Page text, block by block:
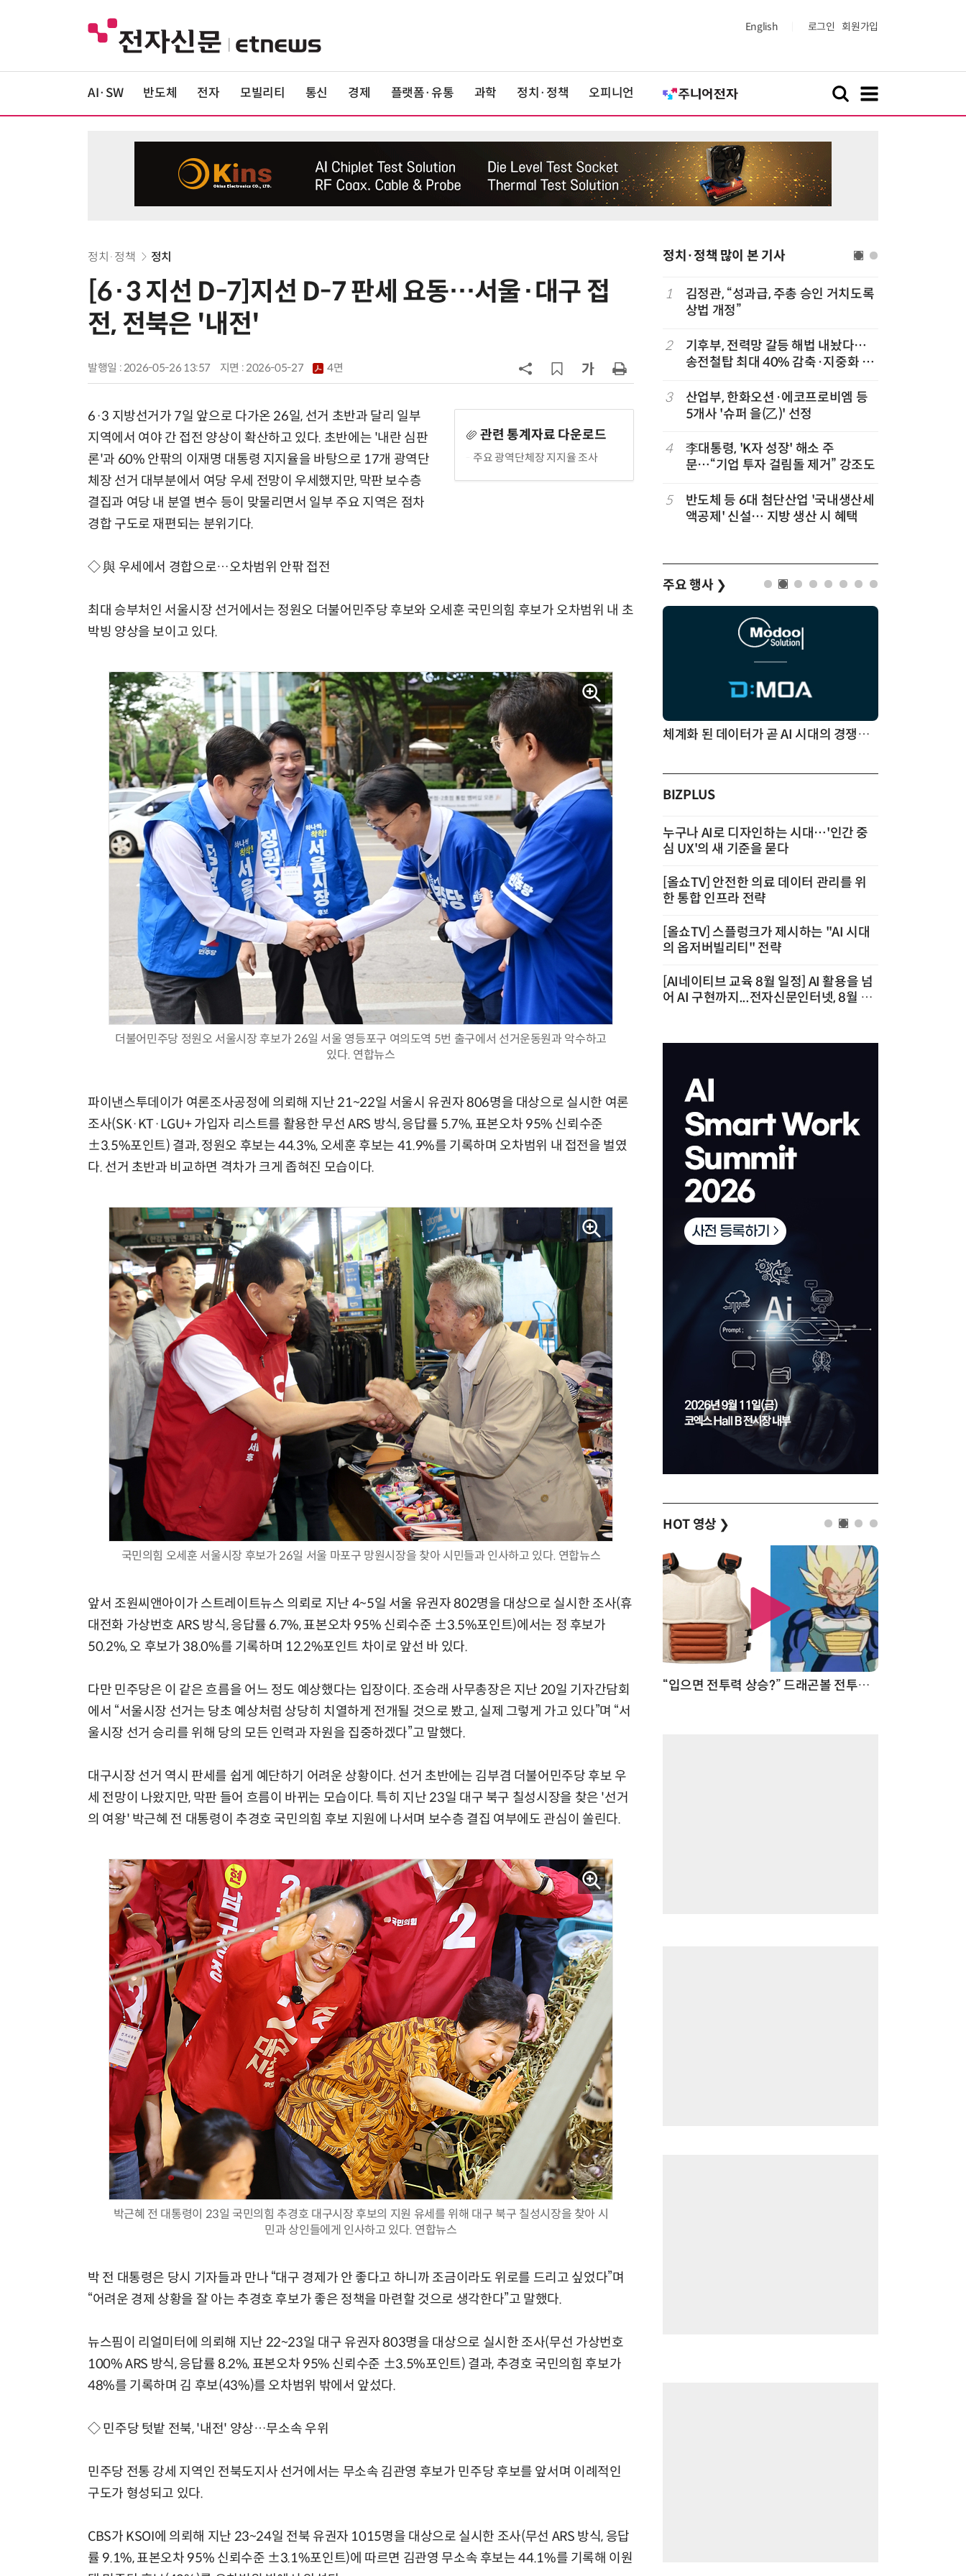
English 로그인 회원가입
AI·SW 반도체 전자 모빌리티 통신 경제 플랫폼·유통 과학 정치·정책 오피니언
정치·정책 정치
[6·3 지선 D-7]지선 D-7 판세 요동…서울·대구 접
전, 전북은 '내전'
발행일 : 2026-05-26 13:57 지면 :2026-05-27 4면
관련 통계자료 다운로드
주요 광역단체장 지지율 조사
6·3 지방선거가 7일 앞으로 다가온 26일, 선거 초반과 달리 일부
지역에서 여야 간 접전 양상이 확산하고 있다. 초반에는 '내란 심판
론'과 60% 안팎의 이재명 대통령 지지율을 바탕으로 17개 광역단
체장 선거 대부분에서 여당 우세 전망이 우세했지만, 막판 보수층
결집과 여당 내 분열 변수 등이 맞물리면서 일부 주요 지역은 점차
경합 구도로 재편되는 분위기다.
◇ 與 우세에서 경합으로…오차범위 안팎 접전
최대 승부처인 서울시장 선거에서는 정원오 더불어민주당 후보와 오세훈 국민의힘 후보가 오차범위 내 초
박빙 양상을 보이고 있다.
더불어민주당 정원오 서울시장 후보가 26일 서울 영등포구 여의도역 5번 출구에서 선거운동원과 악수하고
있다. 연합뉴스
파이낸스투데이가 여론조사공정에 의뢰해 지난 21~22일 서울시 유권자 806명을 대상으로 실시한 여론
조사(SK·KT·LGU+ 가입자 리스트를 활용한 무선 ARS 방식, 응답률 5.7%, 표본오차 95% 신뢰수준
±3.5%포인트) 결과, 정원오 후보는 44.3%, 오세훈 후보는 41.9%를 기록하며 오차범위 내 접전을 벌였
다. 선거 초반과 비교하면 격차가 크게 좁혀진 모습이다.
국민의힘 오세훈 서울시장 후보가 26일 서울 마포구 망원시장을 찾아 시민들과 인사하고 있다. 연합뉴스
앞서 조원씨앤아이가 스트레이트뉴스 의뢰로 지난 4~5일 서울 유권자 802명을 대상으로 실시한 조사(휴
대전화 가상번호 ARS 방식, 응답률 6.7%, 표본오차 95% 신뢰수준 ±3.5%포인트)에서는 정 후보가
50.2%, 오 후보가 38.0%를 기록하며 12.2%포인트 차이로 앞선 바 있다.
다만 민주당은 이 같은 흐름을 어느 정도 예상했다는 입장이다. 조승래 사무총장은 지난 20일 기자간담회
에서 “서울시장 선거는 당초 예상처럼 상당히 치열하게 전개될 것으로 봤고, 실제 그렇게 가고 있다”며 “서
울시장 선거 승리를 위해 당의 모든 인력과 자원을 집중하겠다”고 말했다.
대구시장 선거 역시 판세를 쉽게 예단하기 어려운 상황이다. 선거 초반에는 김부겸 더불어민주당 후보 우
세 전망이 나왔지만, 막판 들어 흐름이 바뀌는 모습이다. 특히 지난 23일 대구 북구 칠성시장을 찾은 '선거
의 여왕' 박근혜 전 대통령이 추경호 국민의힘 후보 지원에 나서며 보수층 결집 여부에도 관심이 쏠린다.
박근혜 전 대통령이 23일 국민의힘 추경호 대구시장 후보의 지원 유세를 위해 대구 북구 칠성시장을 찾아 시
민과 상인들에게 인사하고 있다. 연합뉴스
박 전 대통령은 당시 기자들과 만나 “대구 경제가 안 좋다고 하니까 조금이라도 위로를 드리고 싶었다”며
“어려운 경제 상황을 잘 아는 추경호 후보가 좋은 정책을 마련할 것으로 생각한다”고 말했다.
뉴스핌이 리얼미터에 의뢰해 지난 22~23일 대구 유권자 803명을 대상으로 실시한 조사(무선 가상번호
100% ARS 방식, 응답률 8.2%, 표본오차 95% 신뢰수준 ±3.5%포인트) 결과, 추경호 국민의힘 후보가
48%를 기록하며 김 후보(43%)를 오차범위 밖에서 앞섰다.
◇ 민주당 텃밭 전북, '내전' 양상…무소속 우위
민주당 전통 강세 지역인 전북도지사 선거에서는 무소속 김관영 후보가 민주당 후보를 앞서며 이례적인
구도가 형성되고 있다.
CBS가 KSOI에 의뢰해 지난 23~24일 전북 유권자 1015명을 대상으로 실시한 조사(무선 ARS 방식, 응답
률 9.1%, 표본오차 95% 신뢰수준 ±3.1%포인트)에 따르면 김관영 무소속 후보는 44.1%를 기록해 이원
정치·정책 많이 본 기사
6
최저임금 1만700원 최종 확정…노
런…李 대통령, 경질 결단해야”
메가프로젝트 속도전…'산업자원안
보기금' 신설해 공급망 사수
돌려차기 피해자 불러 놓고 “돌려차
기 한번 해라”…선 넘은 친한계
1
김정관, “성과급, 주총 승인 거치도록
상법 개정”
2
기후부, 전력망 갈등 해법 내놨다…
송전철탑 최대 40% 감축·지중화 확
3
산업부, 한화오션·에코프로비엠 등
5개사 '슈퍼 을(乙)' 선정
4
李대통령, 'K자 성장' 해소 주
문…“기업 투자 걸림돌 제거” 강조도
5
반도체 등 6대 첨단산업 '국내생산세
액공제' 신설… 지방 생산 시 혜택
주요 행사 ❯
AI Native Enterprise를 지원하는 AI Ready Data 플랫폼 활용 전략 체계화 된 데이터가 곧 AI 시대의 경쟁력이다
BIZPLUS
누구나 AI로 디자인하는 시대…'인간 중
심 UX'의 새 기준을 묻다
[올쇼TV] 안전한 의료 데이터 관리를 위
한 통합 인프라 전략
[올쇼TV] 스플렁크가 제시하는 "AI 시대
의 옵저버빌리티" 전략
[AI네이티브 교육 8월 일정] AI 활용을 넘
어 AI 구현까지...전자신문인터넷, 8월 실
HOT 영상 ❯
“계속 쫓아왔다”…도망치던 우크라 민간인 공격한 러 자폭 드론 “입으면 전투력 상승?” 드래곤볼 전투복 닮은 중량조끼